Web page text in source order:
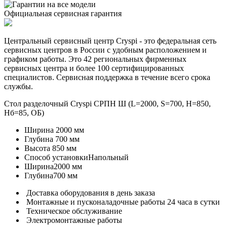
Официальная сервисная гарантия
Центральный сервисный центр Cryspi - это федеральная сеть
сервисных центров в России с удобным расположением и
графиком работы. Это 42 региональных фирменных
сервисных центра и более 100 сертифицированных
специалистов. Сервисная поддержка в течение всего срока
службы.
Стол разделочный Cryspi СРПН Ш (L=2000, S=700, H=850,
Hб=85, ОБ)
Ширина 2000 мм
Глубина 700 мм
Высота 850 мм
Способ установкиНапольный
Ширина2000 мм
Глубина700 мм
Доставка оборудования в день заказа
Монтажные и пусконаладочные работы 24 часа в сутки
Техническое обслуживание
Электромонтажные работы